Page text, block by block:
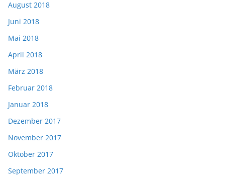
August 2018
Juni 2018
Mai 2018
April 2018
März 2018
Februar 2018
Januar 2018
Dezember 2017
November 2017
Oktober 2017
September 2017